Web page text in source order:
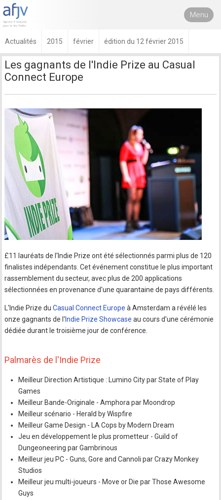
Menu
Actualités 2015 février édition du 12 février 2015
Les gagnants de l'Indie Prize au Casual
Connect Europe
£11 lauréats de l'Indie Prize ont été sélectionnés parmi plus de 120
finalistes indépendants. Cet événement constitue le plus important
rassemblement du secteur, avec plus de 200 applications
sélectionnées en provenance d'une quarantaine de pays différents.
L'Indie Prize duCasual Connect Europe à Amsterdam a révélé les
onze gagnants de l' Indie Prize Showcase au cours d'une cérémonie
dédiée durant le troisième jour de conférence.
Palmarès de l'Indie Prize
Meilleur Direction Artistique : Lumino City par State of Play
Games
Meilleur Bande-Originale - Amphora par Moondrop
Meilleur scénario - Herald by Wispfire
Meilleur Game Design - LA Cops by Modern Dream
Jeu en développement le plus prometteur - Guild of
Dungeoneering par Gambrinous
Meilleur jeu PC - Guns, Gore and Cannoli par Crazy Monkey
Studios
Meilleur jeu multi-joueurs - Move or Die par Those Awesome
Guys